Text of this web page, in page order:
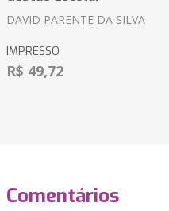
DAVID PARENTE DA SILVA
IMPRESSO
R$ 49,72
Comentários